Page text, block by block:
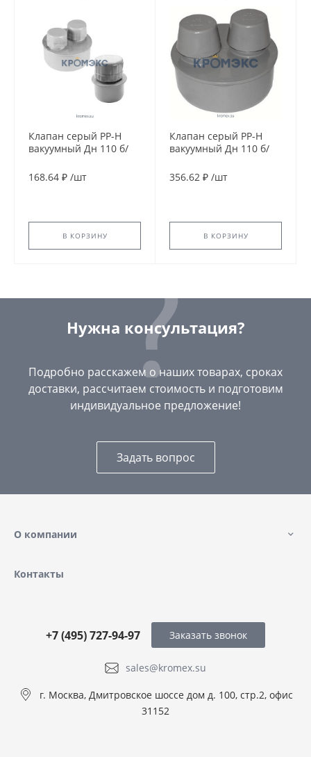
Клапан серый PP-H
вакуумный Дн 110 б/
168.64 ₽ /шт
В КОРЗИНУ
Клапан серый PP-H
вакуумный Дн 110 б/
11304
356.62 ₽ /шт
В КОРЗИНУ
Нужна консультация?
Подробно расскажем о наших товарах, сроках
доставки, рассчитаем стоимость и подготовим
индивидуальное предложение!
Задать вопрос
О компании
Контакты
sales@kromex.su
+7 (495) 727-94-97
г. Москва, Дмитровское шоссе дом д. 100, стр.2, офис
31152
Заказать звонок